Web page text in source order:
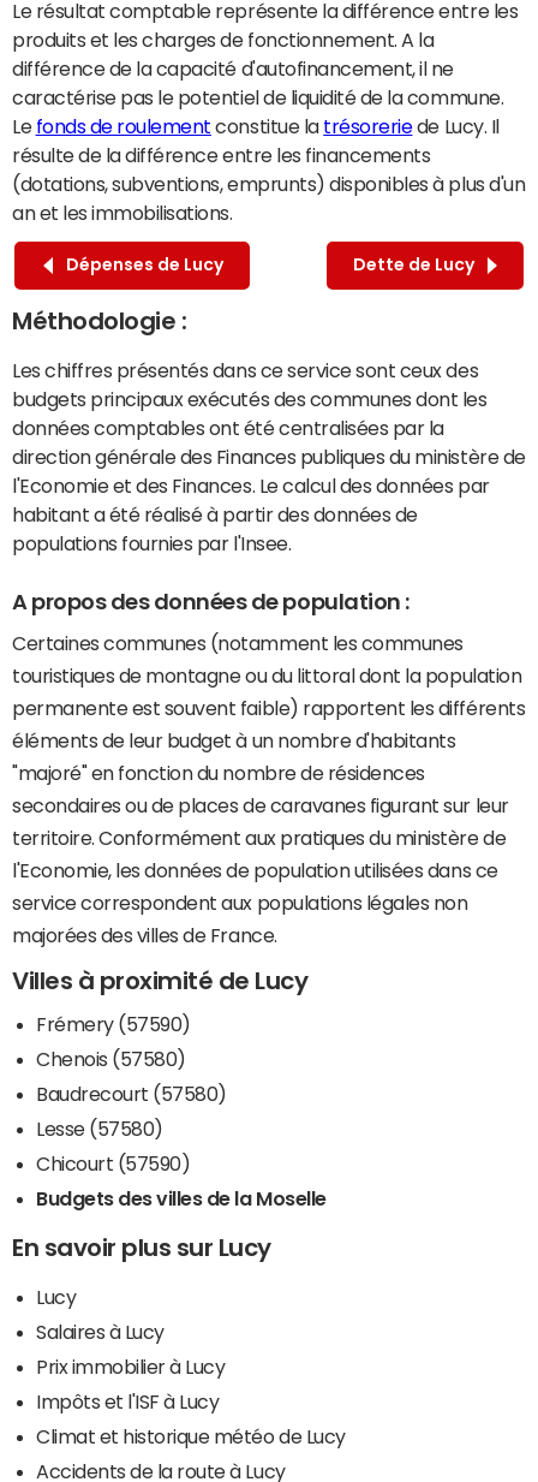
Le résultat comptable représente la différence entre les
produits et les charges de fonctionnement. A la
différence de la capacité d'autofinancement, il ne
caractérise pas le potentiel de liquidité de la commune.
Le fonds de roulement constitue la trésoreriede Lucy. Il
résulte de la différence entre les financements
(dotations, subventions, emprunts) disponibles à plus d'un
an et les immobilisations.
Dépenses de Lucy Dette de Lucy
Méthodologie :
Les chiffres présentés dans ce service sont ceux des
budgets principaux exécutés des communes dont les
données comptables ont été centralisées par la
direction générale des Finances publiques du ministère de
l'Economie et des Finances. Le calcul des données par
habitant a été réalisé à partir des données de
populations fournies par l'Insee.
A propos des données de population :
Certaines communes (notamment les communes
touristiques de montagne ou du littoral dont la population
permanente est souvent faible) rapportent les différents
éléments de leur budget à un nombre d'habitants
"majoré" en fonction du nombre de résidences
secondaires ou de places de caravanes figurant sur leur
territoire. Conformément aux pratiques du ministère de
l'Economie, les données de population utilisées dans ce
service correspondent aux populations légales non
majorées des villes de France.
Villes à proximité de Lucy
Frémery (57590)
Chenois (57580)
Baudrecourt (57580)
Lesse (57580)
Chicourt (57590)
Budgets des villes de la Moselle
En savoir plus sur Lucy
Lucy
Salaires à Lucy
Prix immobilier à Lucy
Impôts et l'ISF à Lucy
Climat et historique météo de Lucy
Accidents de la route à Lucy